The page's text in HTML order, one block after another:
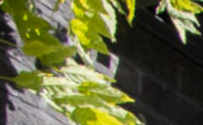
Slimme bediening
Somfy Tahoma Switch